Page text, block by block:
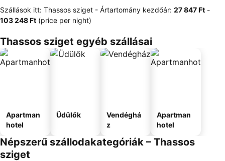
Szállások itt: Thassos sziget - Ártartomány kezdőár: ‎27 847 Ft -
‎103 248 Ft (price per night)
Thassos sziget egyéb szállásai
Apartman
hotel
Üdülők
Vendéghá
z
Apartman
hotel
Népszerű szállodakategóriák – Thassos
sziget